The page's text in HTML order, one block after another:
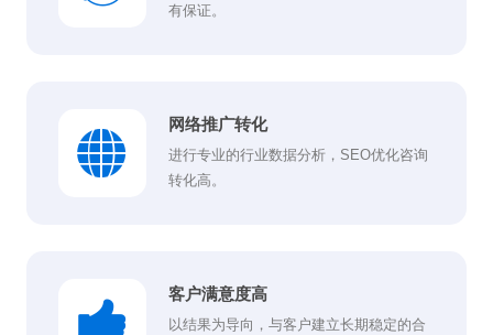
有保证。
网络推广转化
进行专业的行业数据分析，SEO优化咨询
转化高。
客户满意度高
以结果为导向，与客户建立长期稳定的合